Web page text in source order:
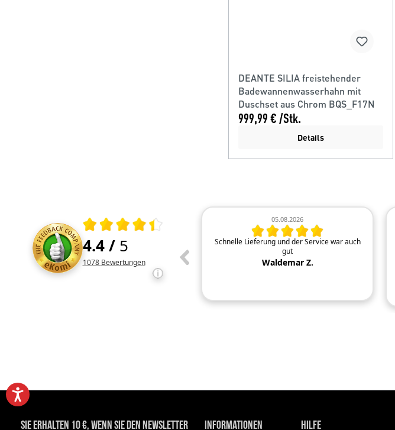
DEANTE SILIA freistehender
Badewannenwasserhahn mit
Duschset aus Chrom BQS_F17N
999,99 € /Stk.
Details
Kundenbewertungen und Rezensionen
Durchschnittliche Bewertung 4.4 von 5
4.4/ 5
1078 Bewertungen
01.08.2026
Unkompliziert ohne registrieren Tip top
05.08.2026
Schnelle Lieferung und der Service war auch
gut
Waldemar Z.
Sie erhalten 10 €, wenn Sie den Newsletter Informationen Hilfe